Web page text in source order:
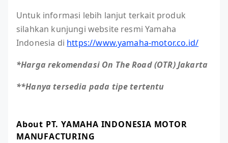
Untuk informasi lebih lanjut terkait produk
silahkan kunjungi website resmi Yamaha
Indonesia di https://www.yamaha-motor.co.id/
*Harga rekomendasi On The Road (OTR) Jakarta
**Hanya tersedia pada tipe tertentu
About PT. YAMAHA INDONESIA MOTOR
MANUFACTURING